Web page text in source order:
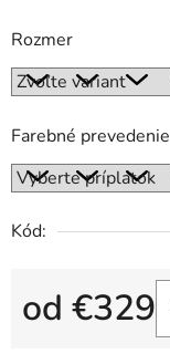
Rozmer
Farebné prevedenie
Kód:
od €329